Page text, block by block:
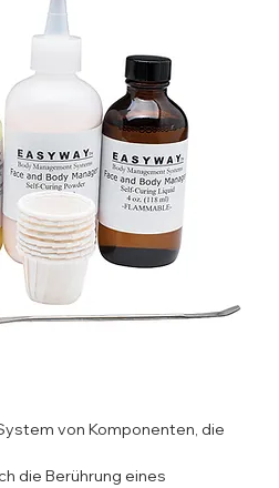
von Komponenten, die
die Berührung eines